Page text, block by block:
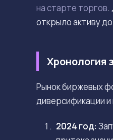
на старте торгов.
открыло активу
Хронология
Рынок биржевых
диверсификации
2024 год: